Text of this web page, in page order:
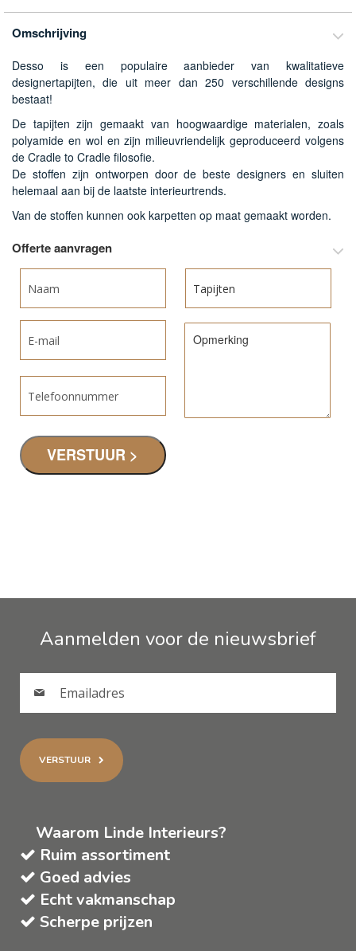
Omschrijving
Desso is een populaire aanbieder van kwalitatieve
designertapijten, die uit meer dan 250 verschillende designs
bestaat!
De tapijten zijn gemaakt van hoogwaardige materialen, zoals
polyamide en wol en zijn milieuvriendelijk geproduceerd volgens
de Cradle to Cradle filosofie.
De stoffen zijn ontworpen door de beste designers en sluiten
helemaal aan bij de laatste interieurtrends.
Van de stoffen kunnen ook karpetten op maat gemaakt worden.
Offerte aanvragen
de
afbeeldingen-
Aanmelden voor de nieuwsbrief
VERSTUUR
Waarom Linde Interieurs?
Ruim assortiment
Goed advies
Echt vakmanschap
Scherpe prijzen